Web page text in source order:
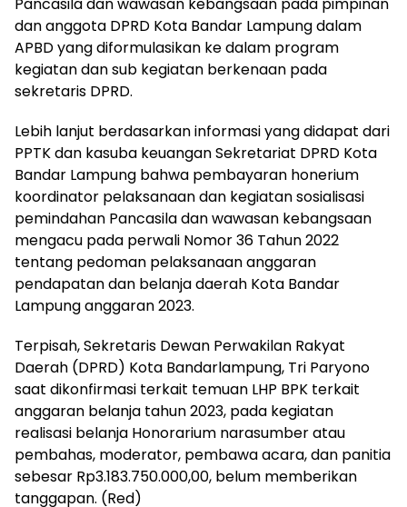
Pancasila dan wawasan kebangsaan pada pimpinan
dan anggota DPRD Kota Bandar Lampung dalam
APBD yang diformulasikan ke dalam program
kegiatan dan sub kegiatan berkenaan pada
sekretaris DPRD.
Lebih lanjut berdasarkan informasi yang didapat dari
PPTK dan kasuba keuangan Sekretariat DPRD Kota
Bandar Lampung bahwa pembayaran honerium
koordinator pelaksanaan dan kegiatan sosialisasi
pemindahan Pancasila dan wawasan kebangsaan
mengacu pada perwali Nomor 36 Tahun 2022
tentang pedoman pelaksanaan anggaran
pendapatan dan belanja daerah Kota Bandar
Lampung anggaran 2023.
Terpisah, Sekretaris Dewan Perwakilan Rakyat
Daerah (DPRD) Kota Bandarlampung, Tri Paryono
saat dikonfirmasi terkait temuan LHP BPK terkait
anggaran belanja tahun 2023, pada kegiatan
realisasi belanja Honorarium narasumber atau
pembahas, moderator, pembawa acara, dan panitia
sebesar Rp3.183.750.000,00, belum memberikan
tanggapan. (Red)